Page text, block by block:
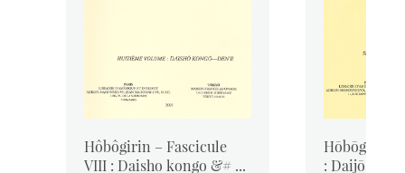
Hôbôgirin – Fascicule
VIII : Daisho kongo &# ...
Hōbōgirin –
: Daijō – Da